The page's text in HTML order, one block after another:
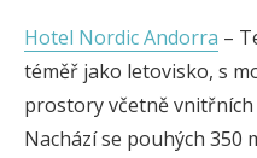
Hotel Nordic Andorra –
téměř jako letovisko, s
prostory včetně vnitřních
Nachází se pouhých 350